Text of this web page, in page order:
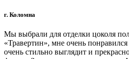
г. Коломна
Мы выбрали для отделки цоколя
«Травертин», мне очень
очень стильно выглядит и